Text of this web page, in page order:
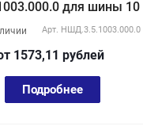
для шины
Арт. НШД.3.5.1003.000.0
1573,11 рублей
Подробнее